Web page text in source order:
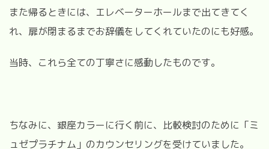
また帰るときには、エレベーターホールまで出てきてく
れ、扉が閉まるまでお辞儀をしてくれていたのにも好感。
当時、これら全ての丁寧さに感動したものです。
ちなみに、銀座カラーに行く前に、比較検討のために「ミ
ュゼプラチナム」のカウンセリングを受けていました。